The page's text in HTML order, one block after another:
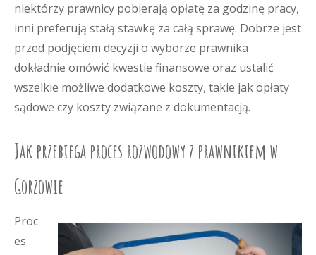
niektórzy prawnicy pobierają opłatę za godzinę pracy,
inni preferują stałą stawkę za całą sprawę. Dobrze jest
przed podjęciem decyzji o wyborze prawnika
dokładnie omówić kwestie finansowe oraz ustalić
wszelkie możliwe dodatkowe koszty, takie jak opłaty
sądowe czy koszty związane z dokumentacją.
Jak przebiega proces rozwodowy z prawnikiem w
Gorzowie
Proc
es